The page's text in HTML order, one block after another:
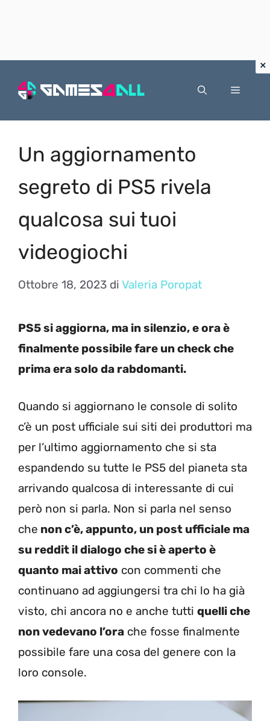
Menu
Un aggiornamento
segreto di PS5 rivela
qualcosa sui tuoi
videogiochi
Ottobre 18, 2023 di Valeria Poropat
PS5 si aggiorna, ma in silenzio, e ora è
finalmente possibile fare un check che
prima era solo da rabdomanti.
Quando si aggiornano le console di solito
c’è un post ufficiale sui siti dei produttori ma
per l’ultimo aggiornamento che si sta
espandendo su tutte le PS5 del pianeta sta
arrivando qualcosa di interessante di cui
però non si parla. Non si parla nel senso
che non c’è, appunto, un post ufficiale ma
su reddit il dialogo che si è aperto è
quanto mai attivo con commenti che
continuano ad aggiungersi tra chi lo ha già
visto, chi ancora no e anche tutti quelli che
non vedevano l’ora che fosse finalmente
possibile fare una cosa del genere con la
loro console.